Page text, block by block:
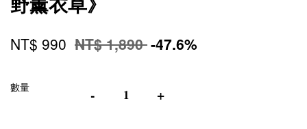
NT$ 990 NT$ 1,890-47.6%
數量 - +